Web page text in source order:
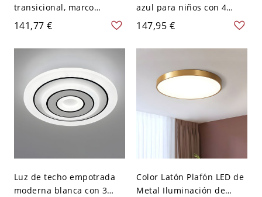
transicional, marco
metálico calado tipo
celosía con difusión suave
- 110 A 120 V 50,8 cm
141,77 €
azul para niños con 4
luces, 110V-120V, redonda
147,95 €
Luz de techo empotrada
moderna blanca con 3
Color Latón Plafón LED de
Metal Iluminación de